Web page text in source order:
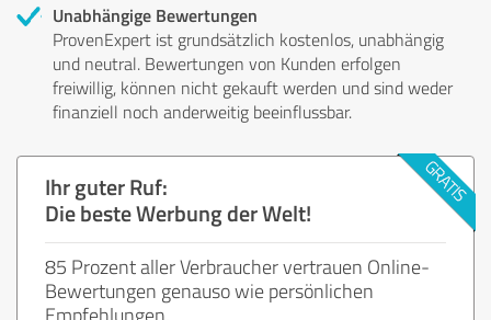
Unabhängige Bewertungen
ProvenExpert ist grundsätzlich kostenlos, unabhängig
und neutral. Bewertungen von Kunden erfolgen
freiwillig, können nicht gekauft werden und sind weder
finanziell noch anderweitig beeinflussbar.
Ihr guter Ruf:
Die beste Werbung der Welt!
85 Prozent aller Verbraucher vertrauen Online-
Bewertungen genauso wie persönlichen
Empfehlungen.